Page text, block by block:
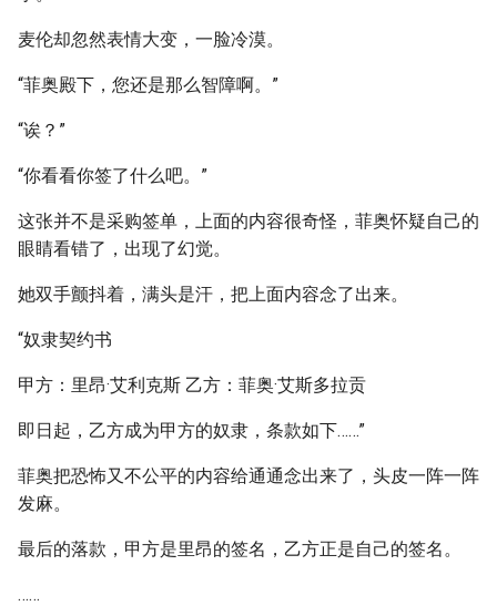
麦伦却忽然表情大变，一脸冷漠。
“菲奥殿下，您还是那么智障啊。”
“诶？”
“你看看你签了什么吧。”
这张并不是采购签单，上面的内容很奇怪，菲奥怀疑自己的
眼睛看错了，出现了幻觉。
她双手颤抖着，满头是汗，把上面内容念了出来。
“奴隶契约书
甲方：里昂·艾利克斯 乙方：菲奥·艾斯多拉贡
即日起，乙方成为甲方的奴隶，条款如下……”
菲奥把恐怖又不公平的内容给通通念出来了，头皮一阵一阵
发麻。
最后的落款，甲方是里昂的签名，乙方正是自己的签名。
……